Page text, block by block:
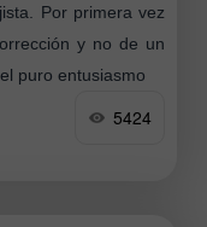
Por primera vez
y no de un
puro entusiasmo
5424